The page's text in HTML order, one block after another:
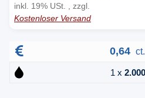
inkl. 19% USt. , zzgl.
Kostenloser Versand
0,64
1 x 2.000